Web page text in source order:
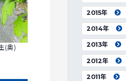
(奥)
2015年
2014年
2013年
2012年
2011年